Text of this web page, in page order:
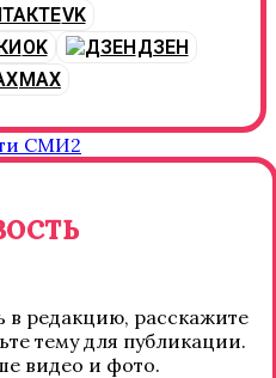
VK
OK
ДЗЕН
MAX
СМИ2
в редакцию, расскажите
тему для публикации.
видео и фото.